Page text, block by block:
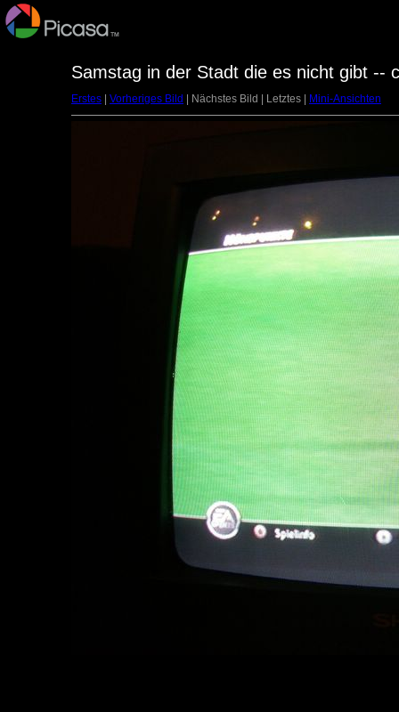
Samstag in der Stadt die es nicht gibt --
Erstes Vorheriges Bild | Nächstes Bild | Letztes | Mini-Ansichten